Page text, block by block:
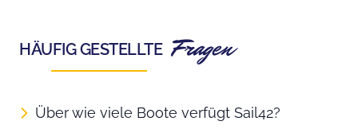
HÄUFIG GESTELLTE Fragen
Über wie viele Boote verfügt Sail42?